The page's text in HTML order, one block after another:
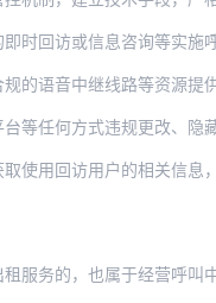
信息咨询等实施呼出的，应当
的语音中继线路等资源提
等任何方式违规更改、隐
使用回访用户的相关信息
服务的，也属于经营呼叫